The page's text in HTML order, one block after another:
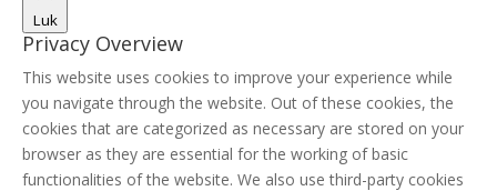
Luk
Privacy Overview
This website uses cookies to improve your experience while
you navigate through the website. Out of these cookies, the
cookies that are categorized as necessary are stored on your
browser as they are essential for the working of basic
functionalities of the website. We also use third-party cookies